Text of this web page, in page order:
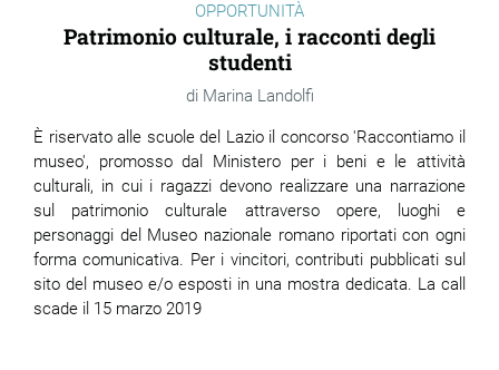
OPPORTUNITÀ
Patrimonio culturale, i racconti degli
studenti
Marina Landolfi
È riservato alle scuole del Lazio il concorso 'Raccontiamo il
museo', promosso dal Ministero per i beni e le attività
culturali, in cui i ragazzi devono realizzare una narrazione
sul patrimonio culturale attraverso opere, luoghi e
personaggi del Museo nazionale romano riportati con ogni
forma comunicativa. Per i vincitori, contributi pubblicati sul
sito del museo e/o esposti in una mostra dedicata. La call
scade il 15 marzo 2019